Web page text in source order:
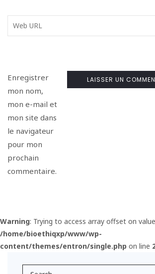
Enregistrer
mon nom,
mon e-mail et
mon site dans
le navigateur
pour mon
prochain
commentaire.
Warning: Trying to access array offset on
/home/bioethiqxp/www/wp-
content/themes/entron/single.php on line